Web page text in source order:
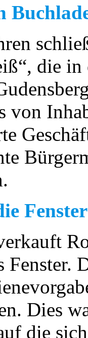
die
von
Fenster
Fenster.
Dies
die